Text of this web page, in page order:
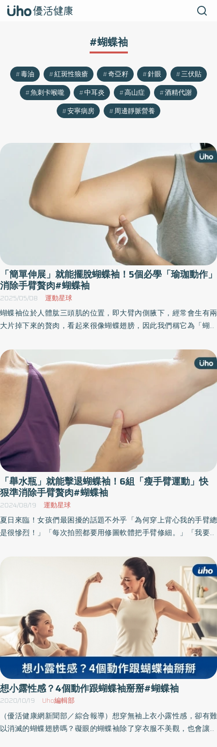
#蝴蝶袖
毒油 紅斑性狼瘡 奇亞籽 針眼
三伏貼
魚刺卡喉嚨
中耳炎 高山症
酒精代謝
安寧病房
周邊靜脈營養
「簡單伸展」就能擺脫蝴蝶袖！5個必學「瑜珈動作」
消除手臂贅肉#蝴蝶袖
2025/05/08 運動星球
蝴蝶袖位於人體肱三頭肌的位置，即大臂內側腋下，經常會生有兩
大片掉下來的贅肉，看起來很像蝴蝶翅膀，因此我們稱它為「蝴蝶
出手臂也較不好看。《優活健康網》整理以下5組瑜伽動作，針對雕
塑手臂贅肉，讓妳擺脫蝴蝶袖外還更有自信。
「舉水瓶」就能擊退蝴蝶袖！6組「瘦手臂運動」快
狠準消除手臂贅肉#蝴蝶袖
2024/08/19 運動星球
夏日來臨！女孩們最困擾的話題不外乎「為何穿上背心我的手臂總
是很慘烈！」「每次拍照都要用修圖軟體把手臂修細。」「我要怎
可以分為前臂與上臂，前面這些問題都是針對上臂肌肉不緊實的困
擾，但你知道嗎？其實上臂是很容易鍛鍊的身體部位之一。《優活
健康網》特摘此篇分享手臂緊實循環訓練，幫助你甩掉掰掰袖。
想小露性感？4個動作跟蝴蝶袖掰掰#蝴蝶袖
2020/10/19 Uho編輯部
（優活健康網新聞部／綜合報導）想穿無袖上衣小露性感，卻有難
以消滅的蝴蝶翅膀嗎？礙眼的蝴蝶袖除了穿衣服不美觀，也會讓視